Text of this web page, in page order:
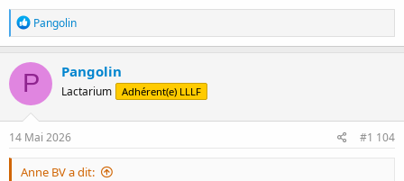
Si il cesse d'avoir du lait au bib en journée, il tètera probablement
plus et mieux à la maison.
@Anne BV
Tu sais pourquoi tu veux faire du stock? Tu as prévu un
déplacement sans bébé? Moi j'ai toujours fini par jeter mon stock
après l'arrêt des bibs... (enfin là ma grande mange un glaçon de
temps en temps, mais c'est pas ça qui va épuiser mon stock).
R
é
a
c
t
o
n
s
Pangolin
P Pangolin
Lactarium Adhérent(e) LLLF
14 Mai 2026 #1 104
Anne BV a dit: